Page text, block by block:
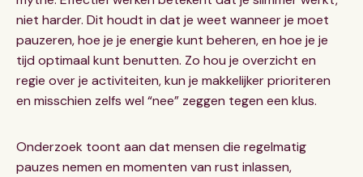
niet harder. Dit houdt in dat je weet wanneer je moet
pauzeren, hoe je je energie kunt beheren, en hoe je je
tijd optimaal kunt benutten. Zo hou je overzicht en
regie over je activiteiten, kun je makkelijker prioriteren
en misschien zelfs wel “nee” zeggen tegen een klus.
Onderzoek toont aan dat mensen die regelmatig
pauzes nemen en momenten van rust inlassen,